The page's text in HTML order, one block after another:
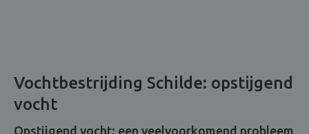
Vochtbestrijding Schilde: opstijgend
vocht
Opstijgend vocht: een veelvoorkomend probleem